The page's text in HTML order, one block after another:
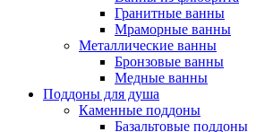
Гранитные ванны
Мраморные ванны
Металлические ванны
Бронзовые ванны
Медные ванны
Поддоны для душа
Каменные поддоны
Базальтовые поддоны